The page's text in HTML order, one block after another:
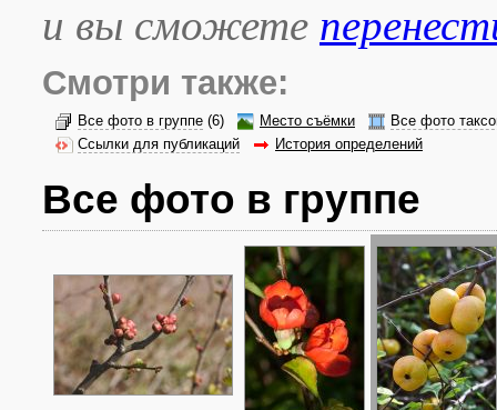
и вы сможете
Смотри также:
Все фото в группе (6) Место съёмки
Все фото
Ссылки для публикаций
История определений
Все фото в группе